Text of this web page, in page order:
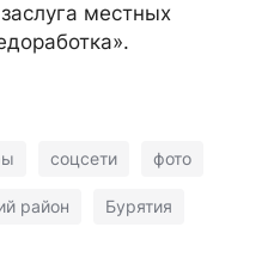
местных
соцсети фото
район Бурятия